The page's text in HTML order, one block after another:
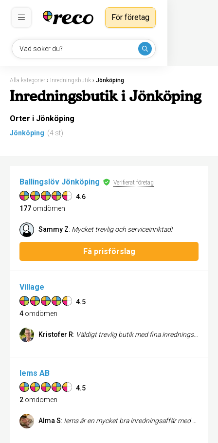
Vad söker du?
För företag
Alla kategorier › Inredningsbutik › Jönköping
Inredningsbutik i Jönköping
Orter i Jönköping
Jönköping (4 st)
Ballingslöv Jönköping Verifierat företag
4.6
177 omdömen
Sammy Z: Mycket trevlig och serviceinriktad!
Få prisförslag
Village
4.5
4 omdömen
Kristofer R: Väldigt trevlig butik med fina inredningsartiklar. I butiken har man tänkt på det lilla extra och på sommaren finns en liten altan på baksidan där de visar upp uteinredning.
Iems AB
4.5
2 omdömen
Alma S: Iems är en mycket bra inredningsaffär med fina saker, både moderna saker och saker i gammal stil, och serviceinriktad personal. Jag köpte en kudde där nyligen och det fanns bara en, och jag ville ha två. Expediten erbjöd sig snabbt att hon kunde sy en till dagen efter om så önskades, och gav mig även 3 dagars extra öppet köp enligt mina önskemål. Det är konstigt och tråkigt att denna härliga affär endast finns i Göteborg och Jönköping, skulle vilja att den fanns på fler ställen. Det är en populär affär bland mina vänner, jag rekomenderar den starkt till alla som vill ha fin inredning i sin lägenhet eller hus!=)